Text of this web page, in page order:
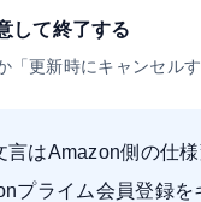
して終了する
「更新時にキャンセル
言はAmazon側の仕
プライム会員登録を